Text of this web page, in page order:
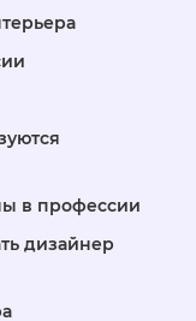
в профессии
дизайнер